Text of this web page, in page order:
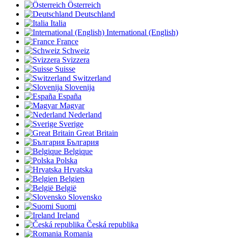
Österreich
Deutschland
Italia
International (English)
France
Schweiz
Svizzera
Suisse
Switzerland
Slovenija
España
Magyar
Nederland
Sverige
Great Britain
България
Belgique
Polska
Hrvatska
Belgien
België
Slovensko
Suomi
Ireland
Česká republika
Romania